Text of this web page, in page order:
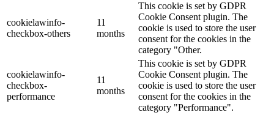
cookielawinfo-
checkbox-others
11
months
This cookie is set by GDPR
Cookie Consent plugin. The
cookie is used to store the user
consent for the cookies in the
category "Other.
cookielawinfo-
checkbox-
performance
11
months
This cookie is set by GDPR
Cookie Consent plugin. The
cookie is used to store the user
consent for the cookies in the
category "Performance".